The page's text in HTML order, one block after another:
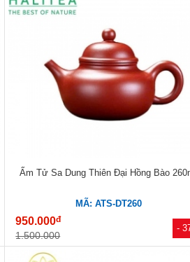
-
Ấm Tử Sa Dung Thiên Đại Hồng Bào
MÃ: ATS-DT260
950.000đ
1.500.000